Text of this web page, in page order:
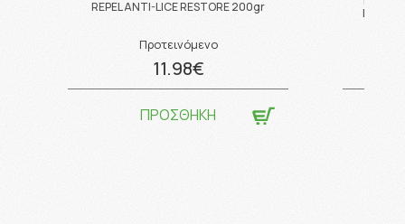
REPEL ANTI-LICE RESTORE 200gr
Προτεινόμενο
11.98€
ΠΡΟΣΘΗΚΗ